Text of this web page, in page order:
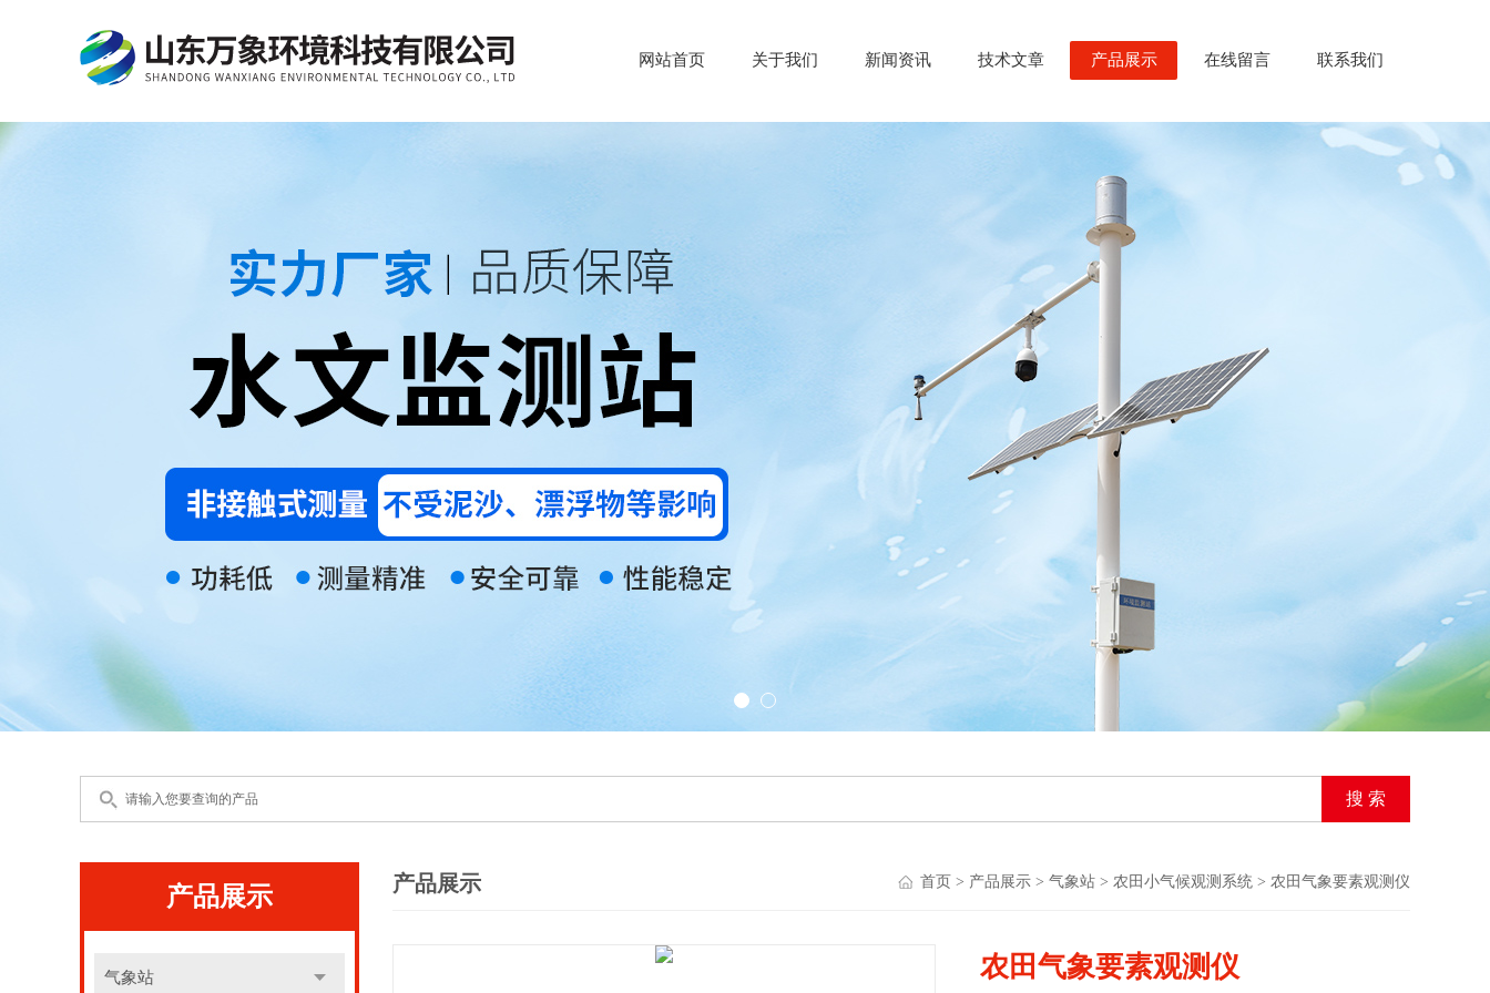
网站首页 关于我们 新闻资讯 技术文章 产品展示 在线留言 联系我们
产品展示
气象站
产品展示 首页 > 产品展示 > 气象站 > 农田小气候观测系统 > 农田气象要素观测仪
农田气象要素观测仪